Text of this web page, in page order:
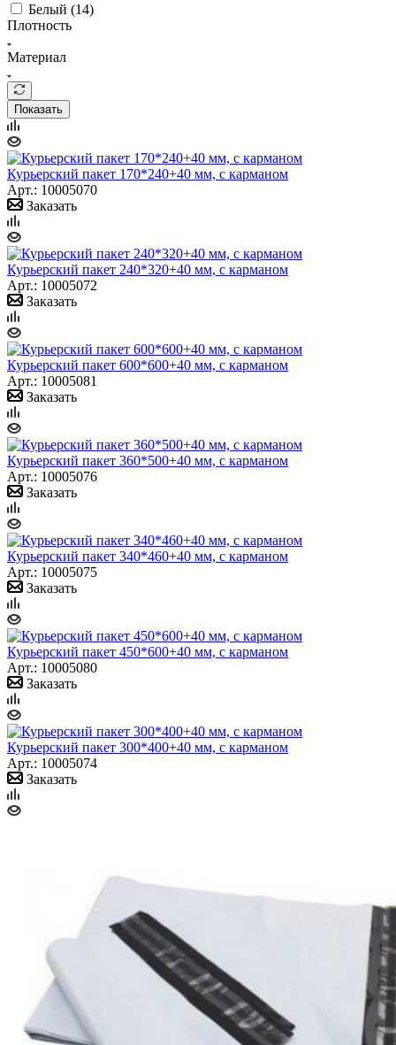
Белый (14)
Плотность
Материал
Показать
Курьерский пакет 170*240+40 мм, с карманом
Арт.: 10005070
Заказать
Курьерский пакет 240*320+40 мм, с карманом
Арт.: 10005072
Заказать
Курьерский пакет 600*600+40 мм, с карманом
Арт.: 10005081
Заказать
Курьерский пакет 360*500+40 мм, с карманом
Арт.: 10005076
Заказать
Курьерский пакет 340*460+40 мм, с карманом
Арт.: 10005075
Заказать
Курьерский пакет 450*600+40 мм, с карманом
Арт.: 10005080
Заказать
Курьерский пакет 300*400+40 мм, с карманом
Арт.: 10005074
Заказать